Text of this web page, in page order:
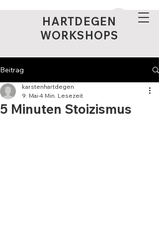
HARTDEGEN
WORKSHOPS
Beitrag
5 Minuten Stoizismus
karstenhartdegen
9. Mai 4 Min. Lesezeit